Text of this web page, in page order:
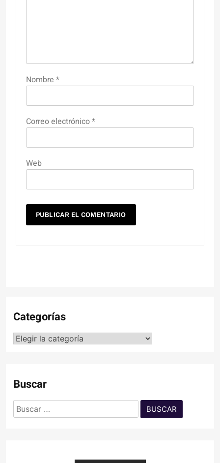
Nombre *
Correo electrónico*
Web
Categorías
Categorías
Buscar
Buscar: